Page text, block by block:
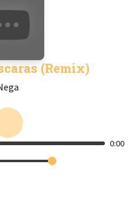
(Remix)
0:00